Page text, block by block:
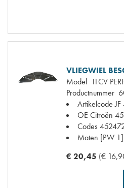
VLIEGWIEL
Model 11CV
Productnummer
Artikelcode JF
OE Citroën
Codes
Maten [PW 1]
€ 20,45 (€